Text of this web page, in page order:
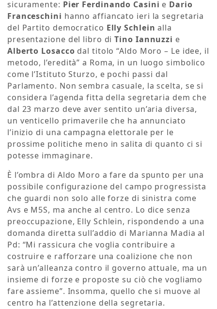
sicuramente: Pier Ferdinando Casini e Dario
Franceschini hanno affiancato ieri la segretaria
del Partito democratico Elly Schlein alla
presentazione del libro diTino Iannuzzi e
Alberto Losacco dal titolo “Aldo Moro – Le idee, il
metodo, l’eredità” a Roma, in un luogo simbolico
come l’Istituto Sturzo, e pochi passi dal
Parlamento. Non sembra casuale, la scelta, se si
considera l’agenda fitta della segretaria dem che
dal 23 marzo deve aver sentito un’aria diversa,
un venticello primaverile che ha annunciato
l’inizio di una campagna elettorale per le
prossime politiche meno in salita di quanto ci si
potesse immaginare.
È l’ombra di Aldo Moro a fare da spunto per una
possibile configurazione del campo progressista
che guardi non solo alle forze di sinistra come
Avs e M5S, ma anche al centro. Lo dice senza
preoccupazione, Elly Schlein, rispondendo a una
domanda diretta sull’addio di Marianna Madia al
Pd: “Mi rassicura che voglia contribuire a
costruire e rafforzare una coalizione che non
sarà un’alleanza contro il governo attuale, ma un
insieme di forze e proposte su ciò che vogliamo
fare assieme”. Insomma, quello che si muove al
centro ha l’attenzione della segretaria.